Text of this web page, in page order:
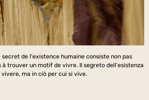
secret de l'existence humaine consiste non pas
à trouver un motif de vivre. Il segreto dell'esistenza
ma in ciò per cui si vive.